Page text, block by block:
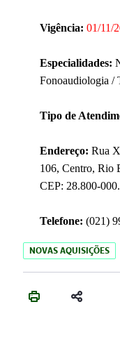
Vigência: 01/11/
Especialidades:
Fonoaudiologia /
Tipo de
Endereço: Rua
106, Centro, Rio
CEP: 28.800-000.
Telefone: (021)
NOVAS AQUISIÇÕES